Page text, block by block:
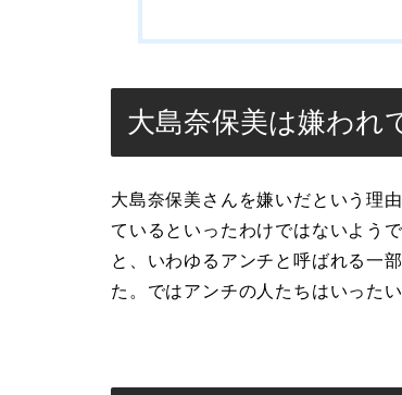
大島奈保美は嫌われ
大島奈保美さんを嫌いだという理
ているといったわけではないよう
と、いわゆるアンチと呼ばれる一
た。ではアンチの人たちはいった